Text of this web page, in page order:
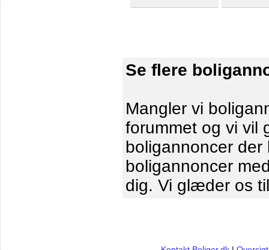
Se flere
Mangler vi
forummet og vi vil
boligannoncer der
boligannoncer
dig. Vi glæder os